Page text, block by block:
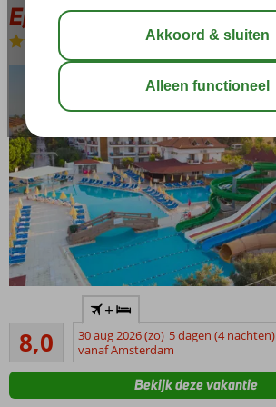
Eftalia Village
All Inclusive-Hotel
Familiehotel
privéstrand,
waterglijbanen
en fijne
8,0Zeer goed
196
beoordelingen
+
30 aug 2026 (zo) 5 dagen (4 nachten)
vanaf Amsterdam
Bekijk deze vakantie